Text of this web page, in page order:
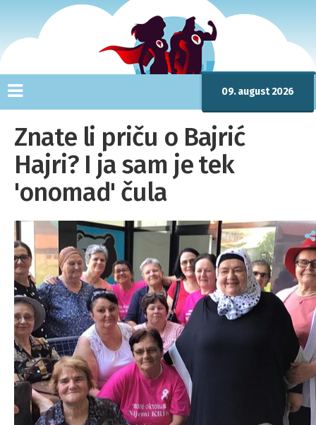
09. august 2026
Znate li priču o Bajrić
Hajri? I ja sam je tek
'onomad' čula